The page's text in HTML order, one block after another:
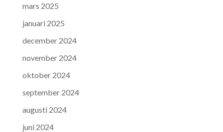
mars 2025
januari 2025
december 2024
november 2024
oktober 2024
september 2024
augusti 2024
juni 2024